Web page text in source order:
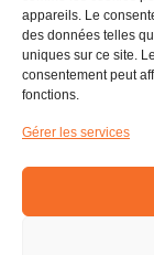
appareils. Le
des données telles
uniques sur ce site.
consentement peut
fonctions.
Gérer les services